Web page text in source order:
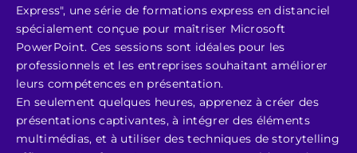
Express", une série de formations express en distanciel
spécialement conçue pour maîtriser Microsoft
PowerPoint. Ces sessions sont idéales pour les
professionnels et les entreprises souhaitant améliorer
leurs compétences en présentation.
En seulement quelques heures, apprenez à créer des
présentations captivantes, à intégrer des éléments
multimédias, et à utiliser des techniques de storytelling